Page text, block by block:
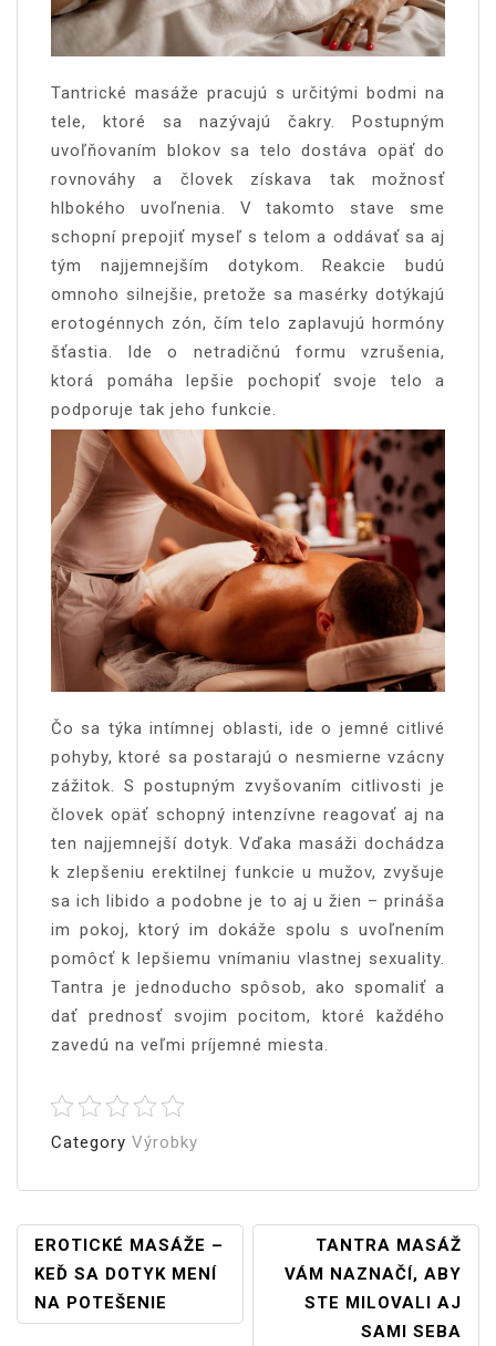
Tantrické masáže pracujú s určitými bodmi na
tele, ktoré sa nazývajú čakry. Postupným
uvoľňovaním blokov sa telo dostáva opäť do
rovnováhy a človek získava tak možnosť
hlbokého uvoľnenia. V takomto stave sme
schopní prepojiť myseľ s telom a oddávať sa aj
tým najjemnejším dotykom. Reakcie budú
omnoho silnejšie, pretože sa masérky dotýkajú
erotogénnych zón, čím telo zaplavujú hormóny
šťastia. Ide o netradičnú formu vzrušenia,
ktorá pomáha lepšie pochopiť svoje telo a
podporuje tak jeho funkcie.
Čo sa týka intímnej oblasti, ide o jemné citlivé
pohyby, ktoré sa postarajú o nesmierne vzácny
zážitok. S postupným zvyšovaním citlivosti je
človek opäť schopný intenzívne reagovať aj na
ten najjemnejší dotyk. Vďaka masáži dochádza
k zlepšeniu erektilnej funkcie u mužov, zvyšuje
sa ich libido a podobne je to aj u žien – prináša
im pokoj, ktorý im dokáže spolu s uvoľnením
pomôcť k lepšiemu vnímaniu vlastnej sexuality.
Tantra je jednoducho spôsob, ako spomaliť a
dať prednosť svojim pocitom, ktoré každého
zavedú na veľmi príjemné miesta.
Category Výrobky
Navigace
Pro
Příspěvek
EROTICKÉ MASÁŽE –
KEĎ SA DOTYK MENÍ
NA POTEŠENIE
TANTRA MASÁŽ
VÁM NAZNAČÍ, ABY
STE MILOVALI AJ
SAMI SEBA